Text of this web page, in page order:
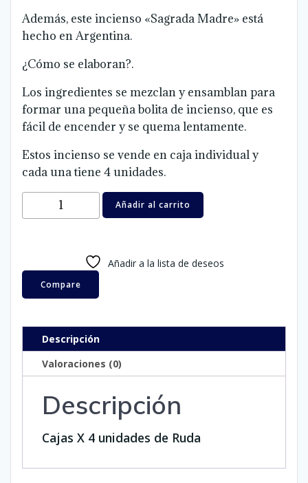
Además, este incienso «Sagrada Madre» está
hecho en Argentina.
¿Cómo se elaboran?.
Los ingredientes se mezclan y ensamblan para
formar una pequeña bolita de incienso, que es
fácil de encender y se quema lentamente.
Estos incienso se vende en caja individual y
cada una tiene 4 unidades.
X
de
Ruda
cantidad
Añadir al carrito
Añadir a la lista de deseos
Compare
Descripción
Valoraciones (0)
Descripción
Cajas X 4 unidades de Ruda